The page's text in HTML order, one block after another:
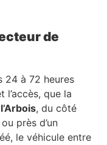
de
24 à 72 heures
que la
, du côté
ou près d’un
le véhicule entre